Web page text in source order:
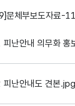
문체부보도자료-
피난안내 의무화
피난안내도 견본